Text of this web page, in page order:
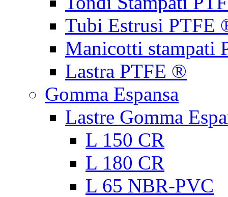
Tubi Estrusi PTFE
Manicotti stampati
Lastra PTFE ®
Gomma Espansa
Lastre Gomma
L 150 CR
L 180 CR
L 65 NBR-PVC